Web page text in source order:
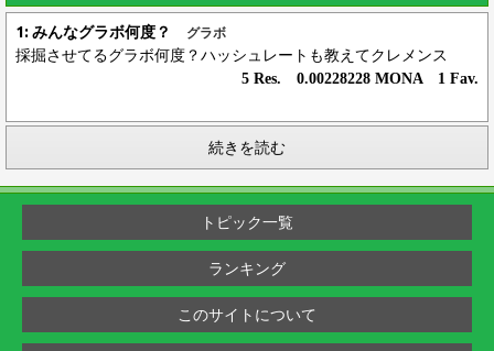
1: みんなグラボ何度？ グラボ
採掘させてるグラボ何度？ハッシュレートも教えてクレメンス
5 Res. 0.00228228 MONA 1 Fav.
続きを読む
トピック一覧
ランキング
このサイトについて